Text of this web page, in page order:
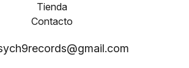
Tienda
Contacto